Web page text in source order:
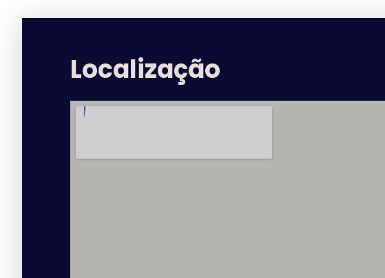
Localização